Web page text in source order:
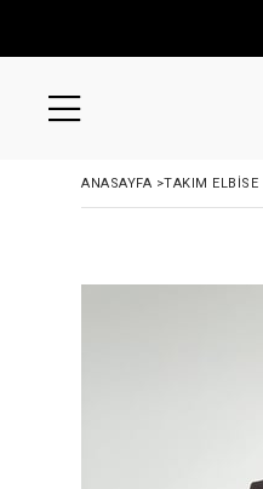
ANASAYFA >TAKIM ELBİSE